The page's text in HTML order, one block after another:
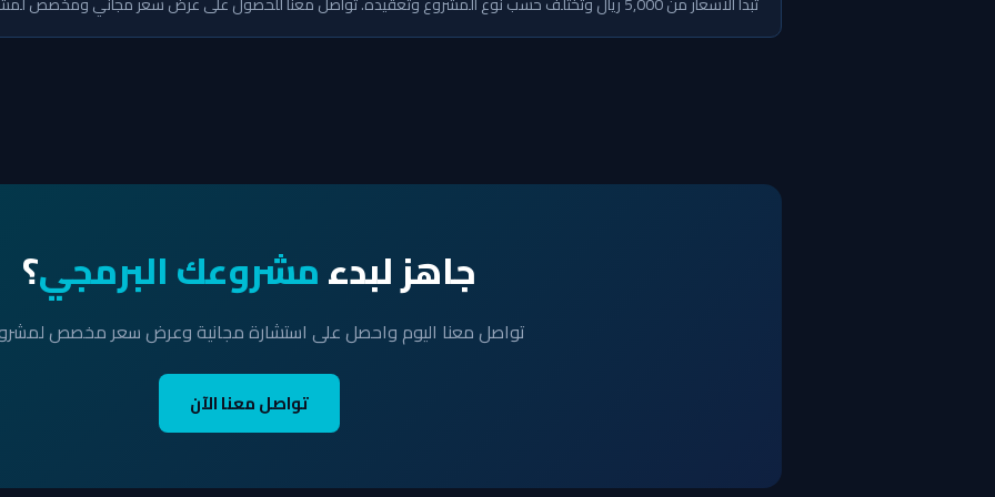
جاهز لبدءمشروعك البرمجي؟
تواصل معنا اليوم واحصل على استشارة مجانية وعرض سعر مخصص
تواصل معنا الآن